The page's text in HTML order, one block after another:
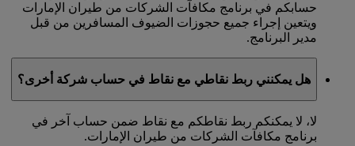
حسابكم في برنامج مكافآت الشركات من طيران الإمارات
ويتعين إجراء جميع حجوزات الضيوف المسافرين من قبل
مدير البرنامج.
هل يمكنني ربط نقاطي مع نقاط في حساب شركة أخرى؟
لا، لا يمكنكم ربط نقاطكم مع نقاط ضمن حساب آخر في
برنامج مكافآت الشركات من طيران الإمارات.